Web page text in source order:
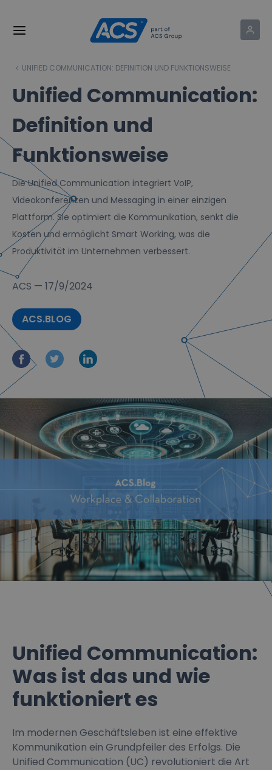
UNIFIED COMMUNICATION: DEFINITION UND FUNKTIONSWEISE
Unified Communication:
Definition und
Funktionsweise
Die Unified Communication integriert VoIP,
Videokonferenzen und Messaging in einer einzigen
Plattform. Sie optimiert die Kommunikation, senkt die
Kosten und ermöglicht Smart Working, was die
Produktivität im Unternehmen verbessert.
ACS — 17/9/2024
ACS.BLOG
Unified Communication:
Was ist das und wie
funktioniert es
Im modernen Geschäftsleben ist eine effektive
Kommunikation ein Grundpfeiler des Erfolgs. Die
Unified Communication (UC) revolutioniert die Art